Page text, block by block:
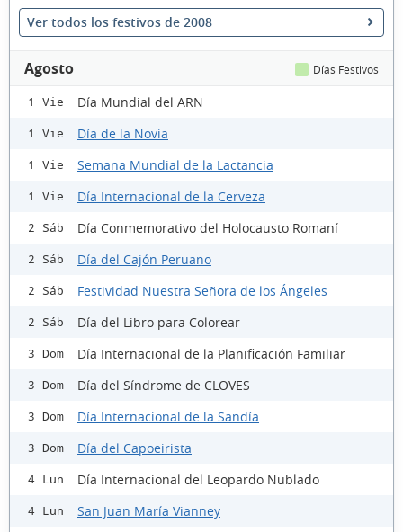
Ver todos los festivos de 2008
Agosto Días Festivos
1 Vie Día Mundial del ARN
1 Vie Día de la Novia
1 Vie Semana Mundial de la Lactancia
1 Vie Día Internacional de la Cerveza
2 Sáb Día Conmemorativo del Holocausto Romaní
2 Sáb Día del Cajón Peruano
2 Sáb Festividad Nuestra Señora de los Ángeles
2 Sáb Día del Libro para Colorear
3 Dom Día Internacional de la Planificación Familiar
3 Dom Día del Síndrome de CLOVES
3 Dom Día Internacional de la Sandía
3 Dom Día del Capoeirista
4 Lun Día Internacional del Leopardo Nublado
4 Lun San Juan María Vianney